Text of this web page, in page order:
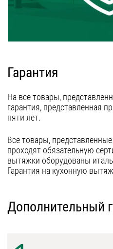
Омск
Пермь
Волгоград
Гарантия
На все товары,
гарантия, представленная
пяти лет.
Все товары,
проходят обязательную
вытяжки оборудованы
Гарантия на кухонную
Дополнительный